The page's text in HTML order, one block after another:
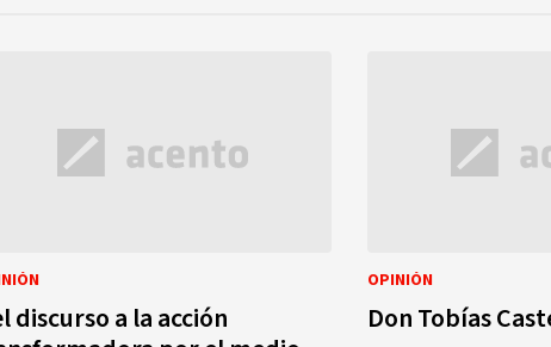
discurso a la acción
OPINIÓN
Don Tobías